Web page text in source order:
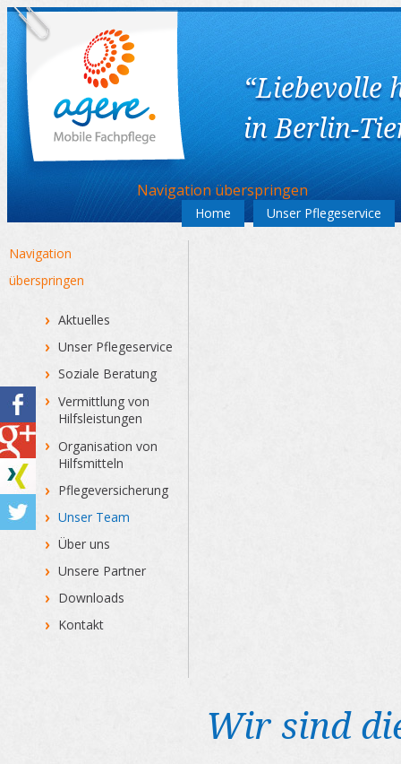
“Liebevolle
in Berlin-
Navigation überspringen
Home Unser Pflegeservice
Navigation
überspringen
Aktuelles
Unser Pflegeservice
Soziale Beratung
Vermittlung von
Hilfsleistungen
Organisation von
Hilfsmitteln
Pflegeversicherung
Unser Team
Über uns
Unsere Partner
Downloads
Kontakt
Wir sind